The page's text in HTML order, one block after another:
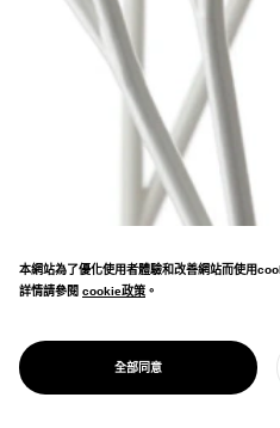
PROJECT
ARBORISM
本網站為了優化使用者體驗和改善網站而使用
詳情請參閱 cookie政策
cookie政策 。
全部同意